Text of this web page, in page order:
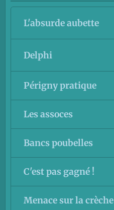
L'absurde aubette
Delphi
Périgny pratique
Les assoces
Bancs poubelles
C'est pas gagné !
Menace sur la crèche